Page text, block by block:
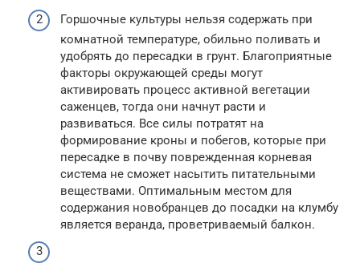
Горшочные культуры нельзя содержать при
комнатной температуре, обильно поливать и
удобрять до пересадки в грунт. Благоприятные
факторы окружающей среды могут
активировать процесс активной вегетации
саженцев, тогда они начнут расти и
развиваться. Все силы потратят на
формирование кроны и побегов, которые при
пересадке в почву поврежденная корневая
система не сможет насытить питательными
веществами. Оптимальным местом для
содержания новобранцев до посадки на клумбу
является веранда, проветриваемый балкон.